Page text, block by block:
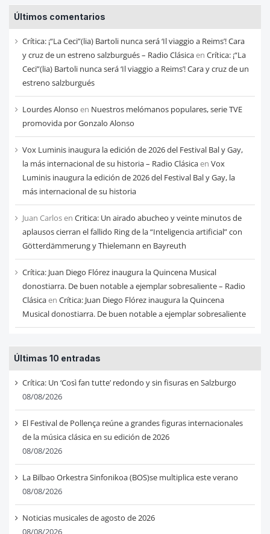
entradas
de
cada
mes
Últimos comentarios
Crítica: ¡“La Ceci”(lia) Bartoli nunca será ‘Il viaggio a Reims’! Cara
y cruz de un estreno salzburgués – Radio Clásicaen Crítica: ¡“La
Ceci”(lia) Bartoli nunca será ‘Il viaggio a Reims’! Cara y cruz de un
estreno salzburgués
Lourdes Alonso en Nuestros melómanos populares, serie TVE
promovida por Gonzalo Alonso
Vox Luminis inaugura la edición de 2026 del Festival Bal y Gay,
la más internacional de su historia – Radio Clásicaen Vox
Luminis inaugura la edición de 2026 del Festival Bal y Gay, la
más internacional de su historia
Juan Carlosen Critica: Un airado abucheo y veinte minutos de
aplausos cierran el fallido Ring de la “Inteligencia artificial” con
Götterdämmerung y Thielemann en Bayreuth
Crítica: Juan Diego Flórez inaugura la Quincena Musical
donostiarra. De buen notable a ejemplar sobresaliente – Radio
Clásicaen Crítica: Juan Diego Flórez inaugura la Quincena
Musical donostiarra. De buen notable a ejemplar sobresaliente
Últimas 10 entradas
Crítica: Un ‘Così fan tutte’ redondo y sin fisuras en Salzburgo
08/08/2026
El Festival de Pollença reúne a grandes figuras internacionales
de la música clásica en su edición de 2026
08/08/2026
La Bilbao Orkestra Sinfonikoa (BOS)se multiplica este verano
08/08/2026
Noticias musicales de agosto de 2026